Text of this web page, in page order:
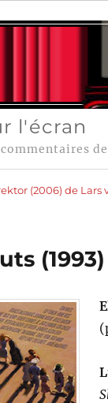
l'écran
(2006) de Lars